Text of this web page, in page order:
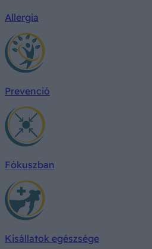
Allergia
Prevenció
Fókuszban
Kisállatok egészsége